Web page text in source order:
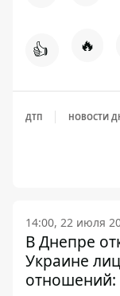
👍 🔥
ДТП НОВОСТИ
14:00, 22 июля
В Днепре
Украине
отношений: